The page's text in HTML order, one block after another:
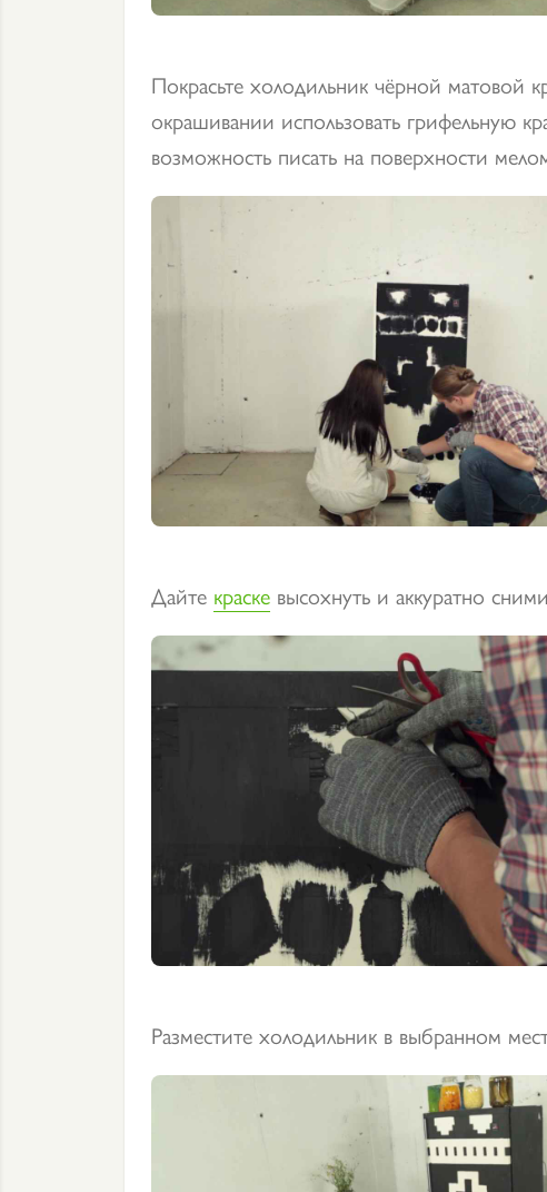
Покрасьте холодильник чёрной матовой
окрашивании использовать грифельную
возможность писать на поверхности
Дайте краске высохнуть и аккуратно
Разместите холодильник в выбранном